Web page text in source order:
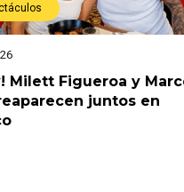
Milett Figueroa y
juntos en